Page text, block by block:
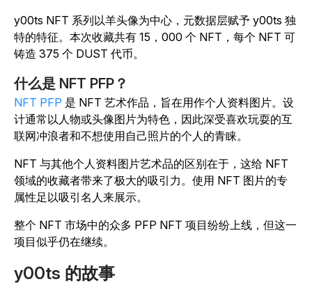
y00ts NFT 系列以羊头像为中心，元数据层赋予 y00ts 独
特的特征。本次收藏共有 15，000 个 NFT，每个 NFT 可
铸造 375 个 DUST 代币。
什么是 NFT PFP？
NFT PFP 是 NFT 艺术作品，旨在用作个人资料图片。设
计通常以人物或头像图片为特色，因此深受喜欢玩耍的互
联网冲浪者和不想使用自己照片的个人的青睐。
NFT 与其他个人资料图片艺术品的区别在于，这给 NFT
领域的收藏者带来了极大的吸引力。使用 NFT 图片的专
属性足以吸引名人来展示。
整个 NFT 市场中的众多 PFP NFT 项目纷纷上线，但这一
项目似乎仍在继续。
y00ts 的故事